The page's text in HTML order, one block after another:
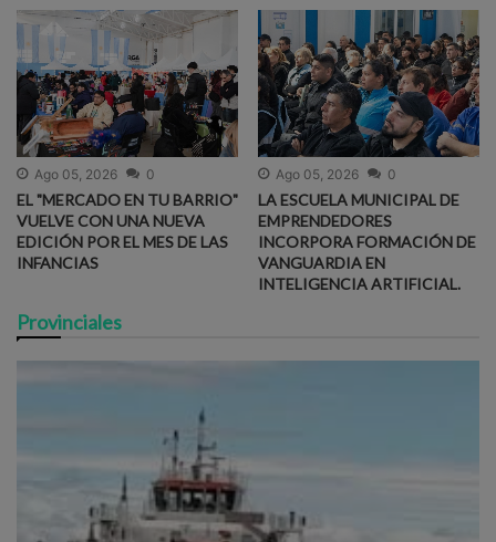
Ago 05, 2026 0
EL "MERCADO EN TU BARRIO"
VUELVE CON UNA NUEVA
EDICIÓN POR EL MES DE LAS
INFANCIAS
Ago 05, 2026 0
LA ESCUELA MUNICIPAL DE
EMPRENDEDORES
INCORPORA FORMACIÓN DE
VANGUARDIA EN
INTELIGENCIA ARTIFICIAL.
Provinciales